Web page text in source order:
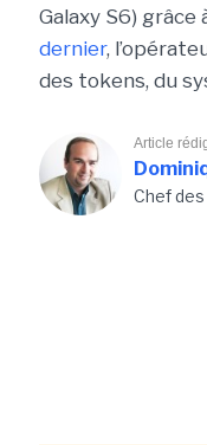
Galaxy S6)
dernier,
des tokens, du
Article
Chef